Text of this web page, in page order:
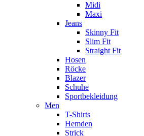
Midi
Maxi
Jeans
Skinny Fit
Slim Fit
Straight Fit
Hosen
Röcke
Blazer
Schuhe
Sportbekleidung
Men
T-Shirts
Hemden
Strick